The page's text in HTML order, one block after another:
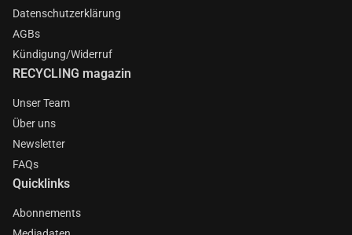
Datenschutzerklärung
AGBs
Kündigung/Widerruf
RECYCLING magazin
Unser Team
Über uns
Newsletter
FAQs
Quicklinks
Abonnements